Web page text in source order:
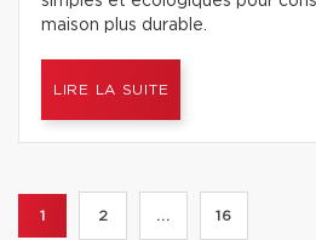
maison plus durable.
LIRE LA SUITE
1 2 ... 16